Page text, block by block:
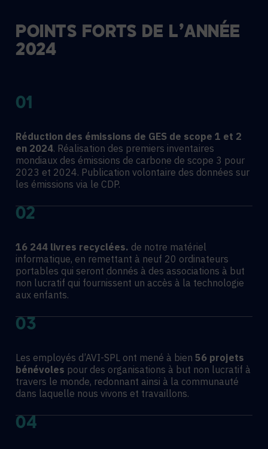
POINTS FORTS DE L’ANNÉE
2024
01
Réduction des émissions de GES de scope 1 et 2
en 2024. Réalisation des premiers inventaires
mondiaux des émissions de carbone de scope 3 pour
2023 et 2024. Publication volontaire des données sur
les émissions via le CDP.
02
16 244 livres recyclées. de notre matériel
informatique, en remettant à neuf 20 ordinateurs
portables qui seront donnés à des associations à but
non lucratif qui fournissent un accès à la technologie
aux enfants.
03
Les employés d’AVI-SPL ont mené à bien 56 projets
bénévoles pour des organisations à but non lucratif à
travers le monde, redonnant ainsi à la communauté
dans laquelle nous vivons et travaillons.
04